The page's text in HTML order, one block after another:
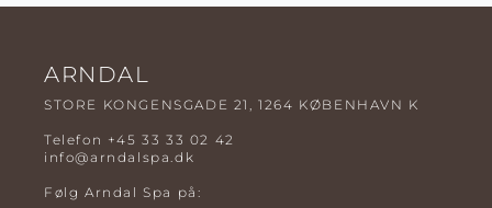
ARNDAL
STORE KONGENSGADE 21, 1264 KØBENHAVN K
Telefon +45 33 33 02 42
info@arndalspa.dk
Følg Arndal Spa på: